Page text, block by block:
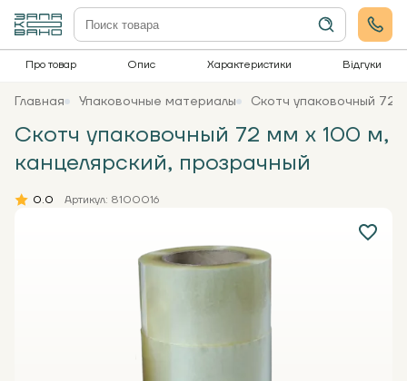
Про товар Опис Характеристики Відгуки
Главная Упаковочные материалы Скотч упаковочный 72
Скотч упаковочный 72 мм x 100 м,
канцелярский, прозрачный
0.0 Артикул: 8100016